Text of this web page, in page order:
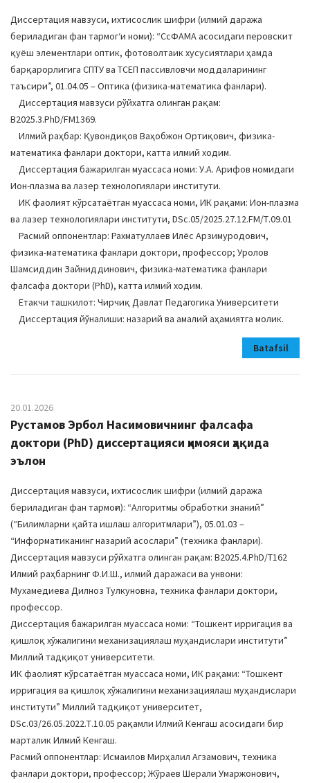
Диссертация мавзуси, ихтисослик шифри (илмий даража
бериладиган фан тармогʻи номи): “CсФАМА асосидаги перовскит
қуёш элементлари оптик, фотоволтаик хусусиятлари ҳамда
барқарорлигига CПТУ ва ТCЕП пассивловчи моддаларининг
таъсири”, 01.04.05 – Оптика (физика-математика фанлари).
Диссертация мавзуси рўйхатга олинган рақам:
B2025.3.PhD/FM1369.
Илмий раҳбар: Қувондиқов Ваҳобжон Ортиқович, физика-
математика фанлари доктори, катта илмий ходим.
Диссертация бажарилган муассаса номи: У.А. Арифов номидаги
Ион-плазма ва лазер технологиялари институти.
ИК фаолият кўрсатаётган муассаса номи, ИК рақами: Ион-плазма
ва лазер технологиялари институти, DSc.05/2025.27.12.FM/Т.09.01
Расмий оппонентлар: Рахматуллаев Илёс Арзимуродович,
физика-математика фанлари доктори, профессор; Уролов
Шамсиддин Зайниддинович, физика-математика фанлари
фалсафа доктори (PhD), катта илмий ходим.
Етакчи ташкилот: Чирчиқ Давлат Педагогика Университети
Диссертация йўналиши: назарий ва амалий аҳамиятга молик.
Batafsil
20.01.2026
Рустамов Эрбол Насимовичнинг фалсафа
доктори (PhD) диссертацияси ҳимояси ҳақида
эълон
Диссертация мавзуси, ихтисослик шифри (илмий даража
бериладиган фан тармоғи): “Алгоритмы обработки знаний”
(“Билимларни қайта ишлаш алгоритмлари”), 05.01.03 –
“Информатиканинг назарий асослари” (техника фанлари).
Диссертация мавзуси рўйхатга олинган рақам: B2025.4.PhD/Т162
Илмий раҳбарнинг Ф.И.Ш., илмий даражаси ва унвони:
Мухамедиева Дилноз Тулкуновна, техника фанлари доктори,
профессор.
Диссертация бажарилган муассаса номи: “Тошкент ирригация ва
қишлоқ хўжалигини механизациялаш муҳандислари институти”
Миллий тадқиқот университети.
ИК фаолият кўрсатаётган муассаса номи, ИК рақами: “Тошкент
ирригация ва қишлоқ хўжалигини механизациялаш муҳандислари
институти” Миллий тадқиқот университет,
DSc.03/26.05.2022.Т.10.05 рақамли Илмий Кенгаш асосидаги бир
марталик Илмий Кенгаш.
Расмий оппонентлар: Исмаилов Мирҳалил Агзамович, техника
фанлари доктори, профессор; Жўраев Шерали Умаржонович,